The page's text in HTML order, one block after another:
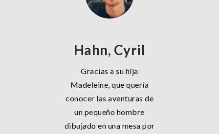
Hahn, Cyril
Gracias a su hija
Madeleine, que quería
conocer las aventuras de
un pequeño hombre
dibujado en una mesa por